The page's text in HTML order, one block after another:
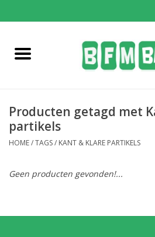
Home
Pop-Ups
Producten getagd met
partikels
HOME/TAGS/ KANT & KLARE PARTIKELS
Geen producten gevonden!...